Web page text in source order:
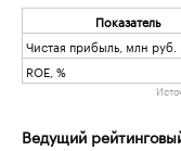
Показатель
Чистая прибыль, млн руб.
ROE, %
Ведущий